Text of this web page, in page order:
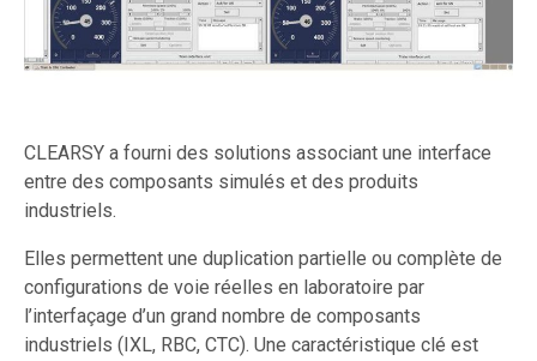
CLEARSY a fourni des solutions associant une interface
entre des composants simulés et des produits
industriels.
Elles permettent une duplication partielle ou complète de
configurations de voie réelles en laboratoire par
l’interfaçage d’un grand nombre de composants
industriels (IXL, RBC, CTC). Une caractéristique clé est